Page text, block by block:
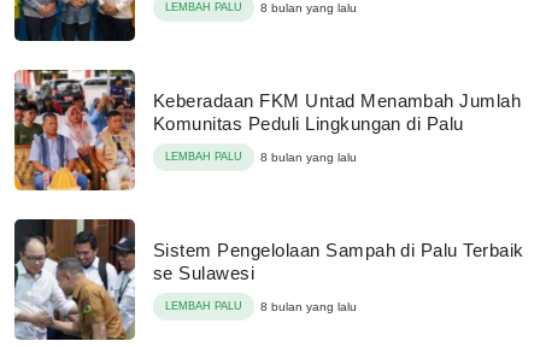
LEMBAH PALU 8 bulan yang lalu
Keberadaan FKM Untad Menambah Jumlah
Komunitas Peduli Lingkungan di Palu
LEMBAH PALU 8 bulan yang lalu
Sistem Pengelolaan Sampah di Palu Terbaik
se Sulawesi
LEMBAH PALU 8 bulan yang lalu